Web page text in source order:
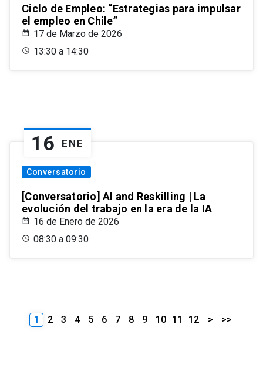
Ciclo de Empleo: “Estrategias para impulsar
el empleo en Chile”
17 de Marzo de 2026
13:30 a 14:30
16 ENE
Conversatorio
[Conversatorio] AI and Reskilling | La
evolución del trabajo en la era de la IA
16 de Enero de 2026
08:30 a 09:30
1 2 3 4 5 6 7 8 9 10 11 12 > >>